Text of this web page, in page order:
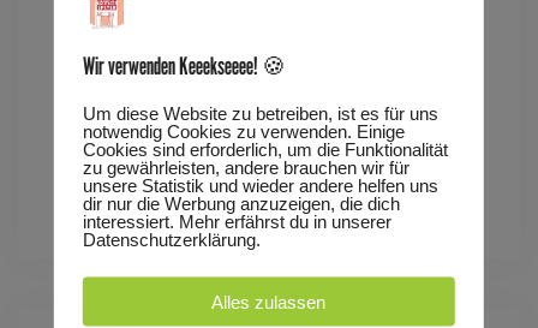
Erwachsene 14 € / ermäßigt 9 €
Tags
PETER PAN
Wir verwenden Keeekseeee! 🍪
Um diese Website zu betreiben, ist es für uns
notwendig Cookies zu verwenden. Einige
Cookies sind erforderlich, um die Funktionalität
zu gewährleisten, andere brauchen wir für
unsere Statistik und wieder andere helfen uns
dir nur die Werbung anzuzeigen, die dich
interessiert. Mehr erfährst du in unserer
Datenschutzerklärung.
Alles zulassen